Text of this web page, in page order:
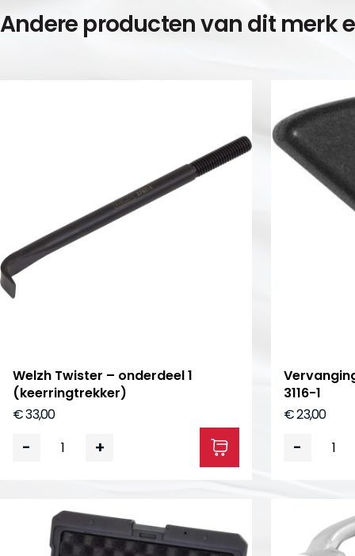
Andere producten van dit merk
Welzh Twister – onderdeel 1
(keerringtrekker)
€ 33,00
- +
3116-1
€ 23,00
-